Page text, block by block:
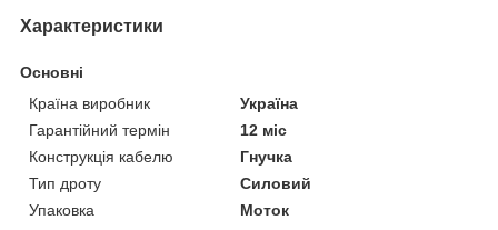
Характеристики
Основні
Країна виробник
Україна
Гарантійний термін
12 міс
Конструкція кабелю
Гнучка
Тип дроту
Силовий
Упаковка
Моток